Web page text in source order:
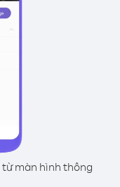
màn hình thông